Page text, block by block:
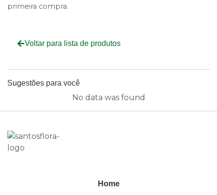
primeira compra.
Voltar para lista de produtos
Sugestões para você
No data was found
Home